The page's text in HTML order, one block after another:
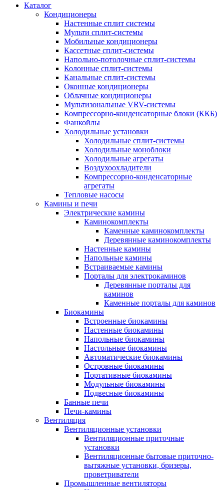
Каталог
Кондиционеры
Настенные сплит системы
Мульти сплит-системы
Мобильные кондиционеры
Кассетные сплит-системы
Напольно-потолочные сплит-системы
Колонные сплит-системы
Канальные сплит-системы
Оконные кондиционеры
Облачные кондиционеры
Мультизональные VRV-системы
Компрессорно-конденсаторные блоки (ККБ)
Фанкойлы
Холодильные установки
Холодильные сплит-системы
Холодильные моноблоки
Холодильные агрегаты
Воздухоохладители
Компрессорно-конденсаторные
агрегаты
Тепловые насосы
Камины и печи
Электрические камины
Каминокомплекты
Каменные каминокомплекты
Деревянные каминокомплекты
Настенные камины
Напольные камины
Встраиваемые камины
Порталы для электрокаминов
Деревянные порталы для
каминов
Каменные порталы для каминов
Биокамины
Встроенные биокамины
Настенные биокамины
Напольные биокамины
Настольные биокамины
Автоматические биокамины
Островные биокамины
Портативные биокамины
Модульные биокамины
Подвесные биокамины
Банные печи
Печи-камины
Вентиляция
Вентиляционные установки
Вентиляционные приточные
установки
Вентиляционные бытовые приточно-
вытяжные установки, бризеры,
проветриватели
Промышленные вентиляторы